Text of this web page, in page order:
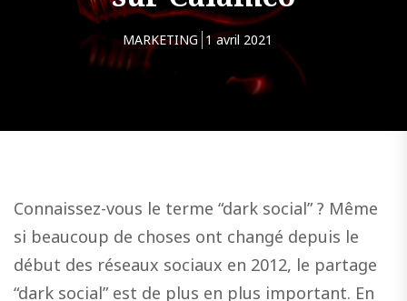
MARKETING 1 avril 2021
Connaissez-vous le terme “dark social” ? Même
si beaucoup de choses ont changé depuis le
début des réseaux sociaux en 2012, le partage
“dark social” est de plus en plus important. En